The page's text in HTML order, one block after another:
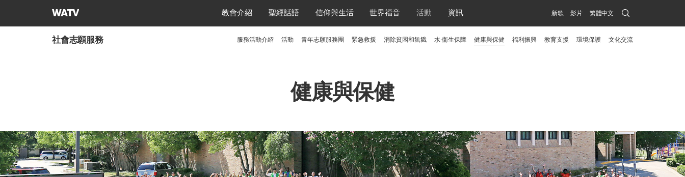
上
的
教
協
會
教會介紹 聖經話語 信仰與生活 世界福音 活動 資訊 新歌 影片 繁體中文 Search
Submit
社會志願服務 服務活動介紹 活動 青年志願服務團 緊急救援 消除貧困和飢餓 水·衛生保障 健康與保健 福利振興 教育支援 環境保護
文化交流
健康與保健